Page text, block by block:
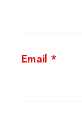
Email *